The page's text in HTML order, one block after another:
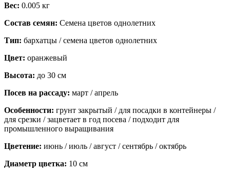
Вес: 0.005 кг
Состав семян: Семена цветов однолетних
Тип: бархатцы / семена цветов однолетних
Цвет: оранжевый
Высота: до 30 см
Посев на рассаду: март / апрель
Особенности: грунт закрытый / для посадки в контейнеры /
для срезки / зацветает в год посева / подходит для
промышленного выращивания
Цветение: июнь / июль / август / сентябрь / октябрь
Диаметр цветка: 10 см